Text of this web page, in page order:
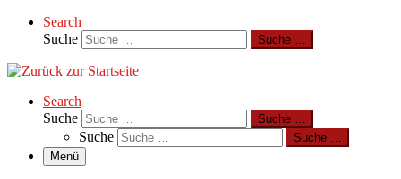
Search
Suche
Suche …
Search
Suche
Suche …
Suche
Suche …
Menü